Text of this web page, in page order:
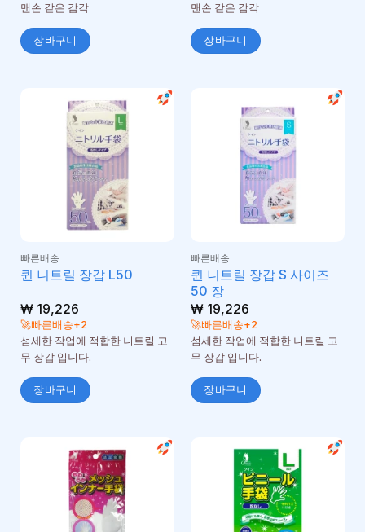
맨손 같은 감각
장바구니
맨손 같은 감각
장바구니
빠른배송
퀸 니트릴 장갑 L50
₩19,226
🚀빠른배송+2
섬세한 작업에 적합한 니트릴 고
무 장갑 입니다.
장바구니
빠른배송
퀸 니트릴 장갑 S 사이즈
50 장
₩19,226
🚀빠른배송+2
섬세한 작업에 적합한 니트릴 고
무 장갑 입니다.
장바구니